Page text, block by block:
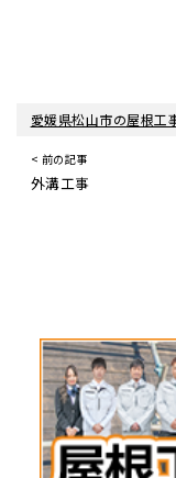
愛媛県松山市の屋根工
< 前の記事
外溝工事